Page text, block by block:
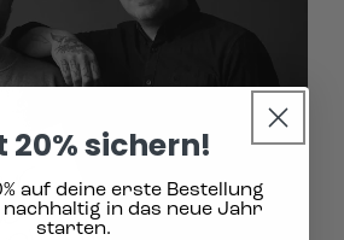
20% sichern!
auf deine erste Bestellung
in das neue Jahr
starten.